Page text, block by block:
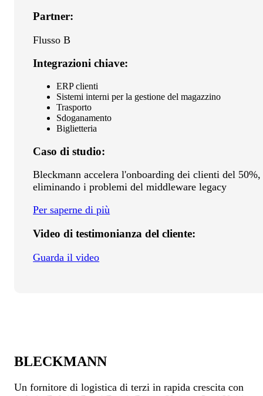
BLECKMANN
Un fornitore di logistica di terzi in rapida crescita con
Partner:
Flusso B
Integrazioni chiave:
ERP clienti
Sistemi interni per la gestione del magazzino
Trasporto
Sdoganamento
Biglietteria
Caso di studio:
Bleckmann accelera l'onboarding dei clienti del 50%,
eliminando i problemi del middleware legacy
Per saperne di più
Video di testimonianza del cliente:
Guarda il video